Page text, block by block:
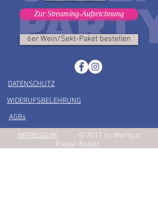
Zur Streaming-Aufzeichnung
6er Wein/Sekt-Paket bestellen
DATENSCHUTZ
WIDERUFSBELEHRUNG
AGBs
IMPRESSUM © 2017 by Weingut
Pieper Basler.